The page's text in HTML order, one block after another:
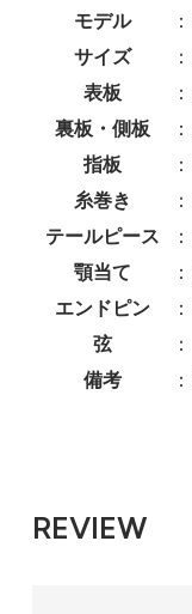
モデル ：
サイズ
：
表板
：
裏板・側板
：
指板
：
糸巻き
：
テールピース
：
顎当て
：
エンドピン
：
弦
：
備考
：
REVIEW